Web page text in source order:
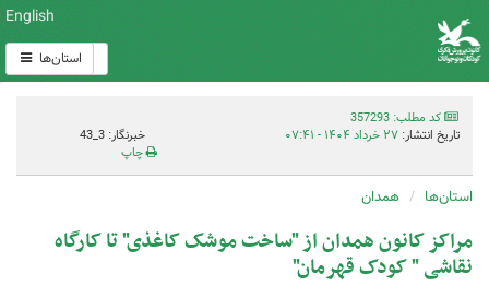
English
استان‌ها
کد مطلب: 357293
تاریخ انتشار: ۲۷ خرداد ۱۴۰۴ - ۰۷:۴۱
خبرنگار: 3_43
چاپ
استان‌ها همدان
مراکز کانون همدان از "ساخت موشک کاغذی" تا کارگاه
نقاشی " کودک قهرمان"